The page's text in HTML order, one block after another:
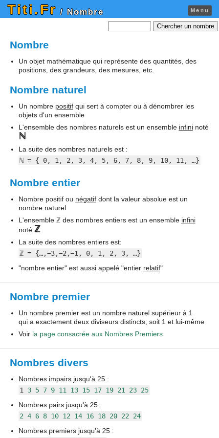
Titi.Fr / Nombre Menu
Chercher un nombre
Nombre
Un objet mathématique qui représente des quantités, des
positions, des grandeurs, des mesures, etc.
Nombre naturel
Un nombre positifqui sert à compter ou à dénombrer les
objets d'un ensemble
L'ensemble des nombres naturels est un ensemble infininoté
ℕ
La suite des nombres naturels est :
ℕ = { 0, 1, 2, 3, 4, 5, 6, 7, 8, 9, 10, 11, …}
Nombre entier
Nombre positif ou négatifdont la valeur absolue est un
nombre naturel
L'ensemble ℤ des nombres entiers est un ensemble infini
noté ℤ
La suite des nombres entiers est:
ℤ = {…,−3,−2,−1, 0, 1, 2, 3, …}
"nombre entier" est aussi appelé "entier relatif"
Nombre premier
Un nombre premier est un nombre naturel supérieur à 1
qui a exactement deux diviseurs distincts; soit 1 et lui-même
Voir la page consacrée aux Nombres Premiers
Nombres divers
Nombres impairs jusqu'à 25 :
1 3 5 7 9 11 13 15 17 19 21 23 25
Nombres pairs jusqu'à 25 :
2 4 6 8 10 12 14 16 18 20 22
24
Nombres premiers jusqu'à 25 :